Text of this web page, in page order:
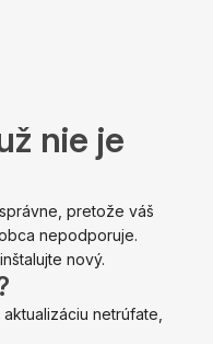
nie je
pretože váš
nepodporuje.
nový.
netrúfate,